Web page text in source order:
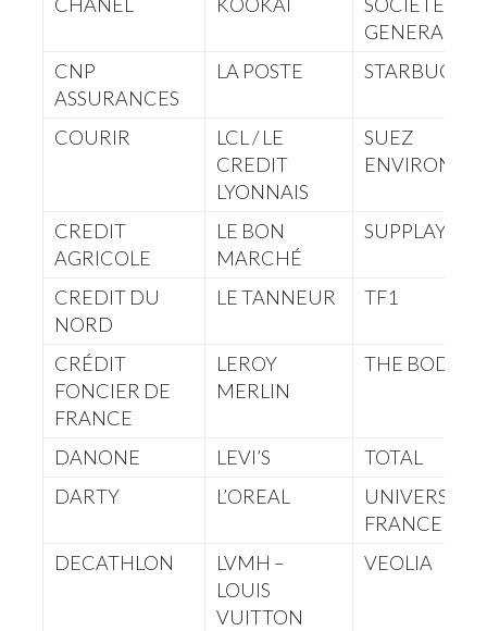
GENERALE
CNP
ASSURANCES
LA POSTE STARBUCKS
COURIR
LCL / LE
CREDIT
LYONNAIS
SUEZ
CREDIT
AGRICOLE
LE BON
MARCHÉ
SUPPLAY
CREDIT DU
NORD
LE TANNEUR TF1
CRÉDIT
FONCIER DE
FRANCE
LEROY
MERLIN
THE BODY
DANONE LEVI’S
TOTAL
DARTY
L’OREAL
UNIVERSAL
FRANCE
DECATHLON
LVMH –
LOUIS
VUITTON
VEOLIA